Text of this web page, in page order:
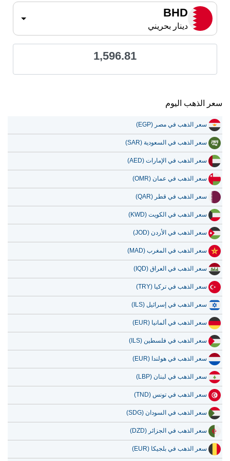
BHD
دينار بحريني
1,596.81
سعر الذهب اليوم
سعر الذهب في مصر (EGP)
سعر الذهب في السعودية (SAR)
سعر الذهب في الإمارات (AED)
سعر الذهب في عمان (OMR)
سعر الذهب في قطر (QAR)
سعر الذهب في الكويت (KWD)
سعر الذهب في الأردن (JOD)
سعر الذهب في المغرب (MAD)
سعر الذهب في العراق (IQD)
سعر الذهب في تركيا (TRY)
سعر الذهب في إسرائيل (ILS)
سعر الذهب في ألمانيا (EUR)
سعر الذهب في فلسطين (ILS)
سعر الذهب في هولندا (EUR)
سعر الذهب في لبنان (LBP)
سعر الذهب في تونس (TND)
سعر الذهب في السودان (SDG)
سعر الذهب في الجزائر (DZD)
سعر الذهب في بلجيكا (EUR)